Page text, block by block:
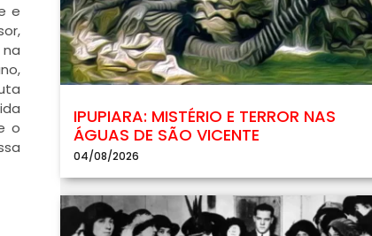
e
o
IPUPIARA: MISTÉRIO E TERROR NAS
ÁGUAS DE SÃO VICENTE
04/08/2026